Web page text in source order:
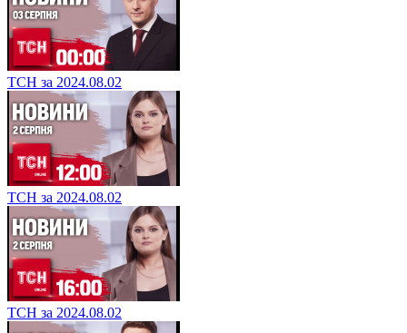
ТСН за 2024.08.02
ТСН за 2024.08.02
ТСН за 2024.08.02